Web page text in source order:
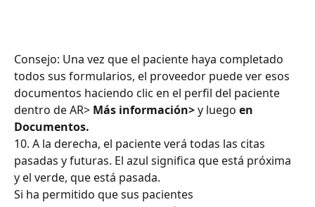
Consejo: Una vez que el paciente haya completado
todos sus formularios, el proveedor puede ver esos
documentos haciendo clic en el perfil del paciente
dentro de AR> Más información> y luego en
Documentos.
10. A la derecha, el paciente verá todas las citas
pasadas y futuras. El azul significa que está próxima
y el verde, que está pasada.
Si ha permitido que sus pacientes